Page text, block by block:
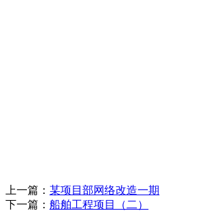
上一篇： 某项目部网络改造一期
下一篇： 船舶工程项目（二）